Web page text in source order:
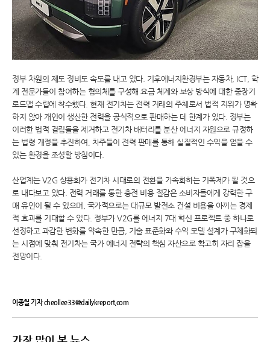
정부 차원의 제도 정비도 속도를 내고 있다. 기후에너지환경부는 자동차, ICT, 학
계 전문가들이 참여하는 협의체를 구성해 요금 체계와 보상 방식에 대한 중장기
로드맵 수립에 착수했다. 현재 전기차는 전력 거래의 주체로서 법적 지위가 명확
하지 않아 개인이 생산한 전력을 공식적으로 판매하는 데 한계가 있다. 정부는
이러한 법적 걸림돌을 제거하고 전기차 배터리를 분산 에너지 자원으로 규정하
는 법령 개정을 추진하여, 차주들이 전력 판매를 통해 실질적인 수익을 얻을 수
있는 환경을 조성할 방침이다.
산업계는 V2G 상용화가 전기차 시대로의 전환을 가속화하는 기폭제가 될 것으
로 내다보고 있다. 전력 거래를 통한 충전 비용 절감은 소비자들에게 강력한 구
매 유인이 될 수 있으며, 국가적으로는 대규모 발전소 건설 비용을 아끼는 경제
적 효과를 기대할 수 있다. 정부가 V2G를 에너지 7대 혁신 프로젝트 중 하나로
선정하고 과감한 변화를 약속한 만큼, 기술 표준화와 수익 모델 설계가 구체화되
는 시점에 맞춰 전기차는 국가 에너지 전략의 핵심 자산으로 확고히 자리 잡을
전망이다.
이종철 기자 cheollee33@dailykreport.com